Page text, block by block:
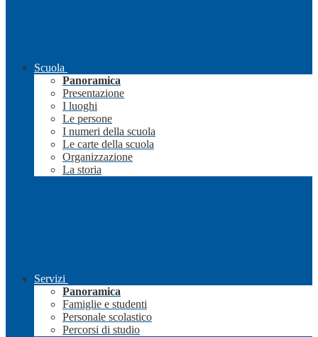
Scuola
Panoramica
Presentazione
I luoghi
Le persone
I numeri della scuola
Le carte della scuola
Organizzazione
La storia
Servizi
Panoramica
Famiglie e studenti
Personale scolastico
Percorsi di studio